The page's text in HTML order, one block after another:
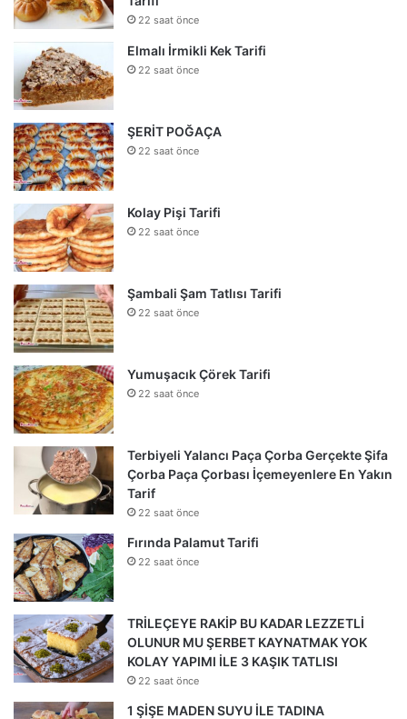
22 saat önce
Elmalı İrmikli Kek Tarifi
22 saat önce
ŞERİT POĞAÇA
22 saat önce
Kolay Pişi Tarifi
22 saat önce
Şambali Şam Tatlısı Tarifi
22 saat önce
Yumuşacık Çörek Tarifi
22 saat önce
Terbiyeli Yalancı Paça Çorba Gerçekte Şifa
Çorba Paça Çorbası İçemeyenlere En Yakın
Tarif
22 saat önce
Fırında Palamut Tarifi
22 saat önce
TRİLEÇEYE RAKİP BU KADAR LEZZETLİ
OLUNUR MU ŞERBET KAYNATMAK YOK
KOLAY YAPIMI İLE 3 KAŞIK TATLISI
22 saat önce
1 ŞİŞE MADEN SUYU İLE TADINA